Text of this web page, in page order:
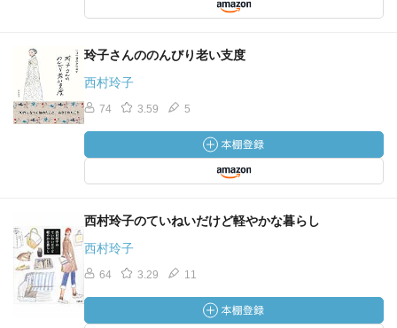
玲子さんののんびり老い支度
西村玲子
74 3.59 5
西村玲子のていねいだけど軽やかな暮らし
西村玲子
64 3.29 11